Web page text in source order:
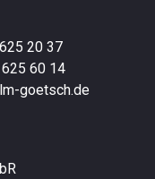
20 37
60 14
goetsch.de